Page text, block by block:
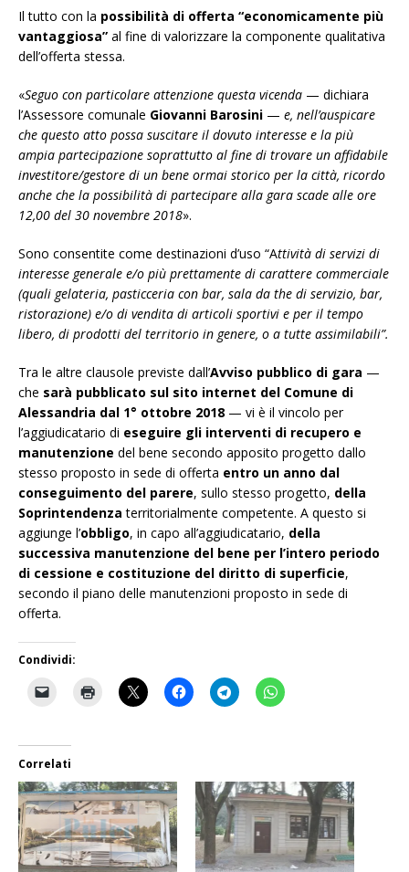
Il tutto con la possibilità di offerta “economicamente più
vantaggiosa” al fine di valorizzare la componente qualitativa
dell’offerta stessa.
«Seguo con particolare attenzione questa vicenda — dichiara
l’Assessore comunale Giovanni Barosini — e, nell’auspicare
che questo atto possa suscitare il dovuto interesse e la più
ampia partecipazione soprattutto al fine di trovare un affidabile
investitore/gestore di un bene ormai storico per la città, ricordo
anche che la possibilità di partecipare alla gara scade alle ore
12,00 del 30 novembre 2018».
Sono consentite come destinazioni d’uso “Attività di servizi di
interesse generale e/o più prettamente di carattere commerciale
(quali gelateria, pasticceria con bar, sala da the di servizio, bar,
ristorazione) e/o di vendita di articoli sportivi e per il tempo
libero, di prodotti del territorio in genere, o a tutte assimilabili”.
Tra le altre clausole previste dall’Avviso pubblico di gara —
che sarà pubblicato sul sito internet del Comune di
Alessandria dal 1° ottobre 2018 — vi è il vincolo per
l’aggiudicatario di eseguire gli interventi di recupero e
manutenzione del bene secondo apposito progetto dallo
stesso proposto in sede di offerta entro un anno dal
conseguimento del parere, sullo stesso progetto, della
Soprintendenza territorialmente competente. A questo si
aggiunge l’obbligo, in capo all’aggiudicatario, della
successiva manutenzione del bene per l’intero periodo
di cessione e costituzione del diritto di superficie,
secondo il piano delle manutenzioni proposto in sede di
offerta.
Condividi:
Correlati